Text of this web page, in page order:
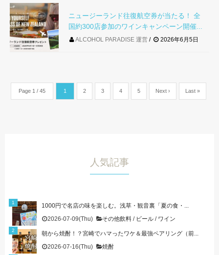
ニュージーランド往復航空券が当たる！ 全
国約300店参加のワインキャンペーン開催...
ALCOHOL PARADISE 運営 2026年6月5日
Page 1 / 45 1 2 3 4 5 Next › Last »
人気記事
1000円で名店の味を楽しむ。浅草・観音裏「夏の食・...
2026-07-09(Thu)
その他飲料 / ビール / ワイン
朝から焼酎！？宮崎でハマったワケ＆最強ペアリング（前...
2026-07-16(Thu)
焼酎